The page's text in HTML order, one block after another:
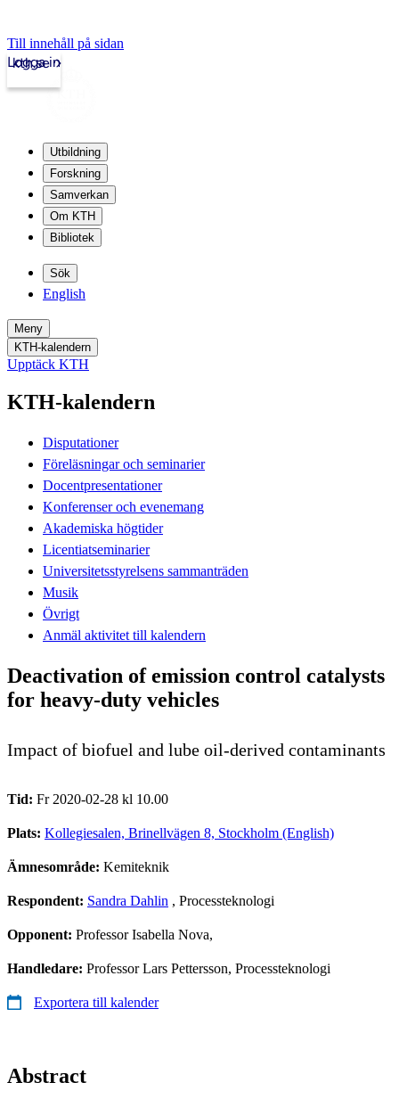
Till innehåll på sidan
kth.se
Logga in
Utbildning
Forskning
Samverkan
Om KTH
Bibliotek
Sök
English
Meny
KTH-kalendern
Upptäck KTH
KTH-kalendern
Disputationer
Föreläsningar och seminarier
Docentpresentationer
Konferenser och evenemang
Akademiska högtider
Licentiatseminarier
Universitetsstyrelsens sammanträden
Musik
Övrigt
Anmäl aktivitet till kalendern
Deactivation of emission control catalysts
for heavy-duty vehicles
Impact of biofuel and lube oil-derived contaminants
Tid: Fr 2020-02-28 kl 10.00
Plats: Kollegiesalen, Brinellvägen 8, Stockholm (English)
Ämnesområde: Kemiteknik
Respondent: Sandra Dahlin , Processteknologi
Opponent: Professor Isabella Nova,
Handledare: Professor Lars Pettersson, Processteknologi
Exportera till kalender
Abstract